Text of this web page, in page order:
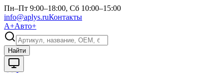
Пн–Пт 9:00–18:00, Сб 10:00–15:00
info@aplys.ruКонтакты
А+Авто+
Найти